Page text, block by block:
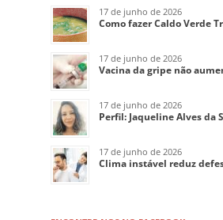
17 de junho de 2026
Como fazer Caldo Verde
17 de junho de 2026
Vacina da gripe não
17 de junho de 2026
Perfil: Jaqueline Alves da
17 de junho de 2026
Clima instável reduz